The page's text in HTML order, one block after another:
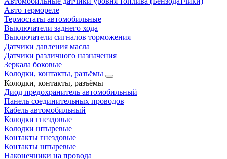
Авто термореле
Термостаты автомобильные
Выключатели заднего хода
Выключатели сигналов торможения
Датчики давления масла
Датчики различного назначения
Зеркала боковые
Колодки, контакты, разъёмы
Колодки, контакты, разъёмы
Диод предохранитель автомобильный
Панель соединительных проводов
Кабель автомобильный
Колодки гнездовые
Колодки штыревые
Контакты гнездовые
Контакты штыревые
Наконечники на провода